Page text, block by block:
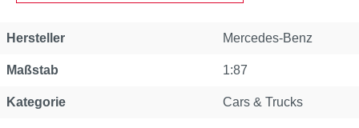
Hersteller Mercedes-Benz
Maßstab 1:87
Kategorie Cars & Trucks